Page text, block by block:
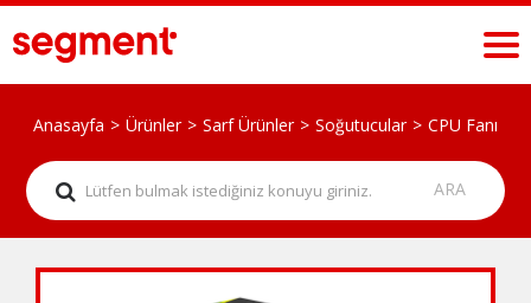
Anasayfa Ürünler Sarf Ürünler Soğutucular CPU Fanı